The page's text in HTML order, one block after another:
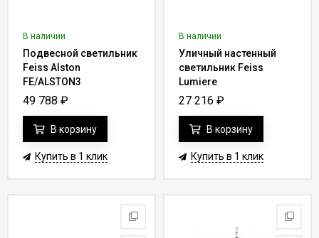
В наличии
Подвесной светильник
Feiss Alston
FE/ALSTON3
49 788 ₽
В корзину
Купить в 1 клик
В наличии
Уличный настенный
светильник Feiss
Lumiere
FE/LUMIERE/S1OAK
27 216 ₽
В корзину
Купить в 1 клик